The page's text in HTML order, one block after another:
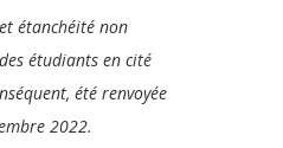
étanchéité non
étudiants en cité
été renvoyée
2022.